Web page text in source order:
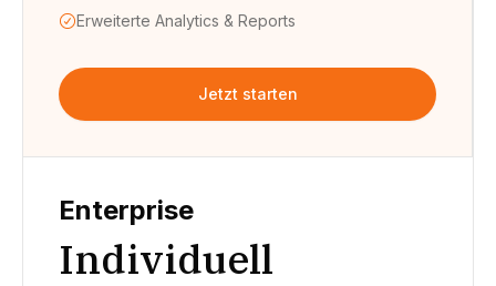
Erweiterte Analytics & Reports
Jetzt starten
Enterprise
Individuell